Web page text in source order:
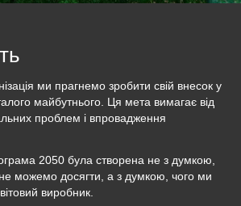
ми прагнемо зробити свій внесок у
майбутнього. Ця мета вимагає від
проблем і впровадження
2050 була створена не з думкою,
можемо досягти, а з думкою, чого ми
виробник.